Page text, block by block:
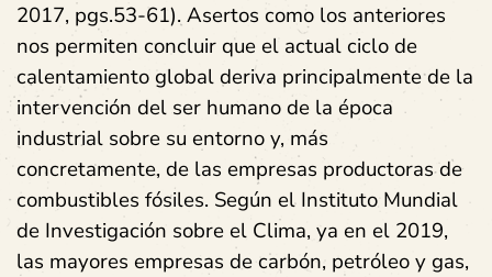
2017, pgs.53-61). Asertos como los anteriores
nos permiten concluir que el actual ciclo de
calentamiento global deriva principalmente de la
intervención del ser humano de la época
industrial sobre su entorno y, más
concretamente, de las empresas productoras de
combustibles fósiles. Según el Instituto Mundial
de Investigación sobre el Clima, ya en el 2019,
las mayores empresas de carbón, petróleo y gas,